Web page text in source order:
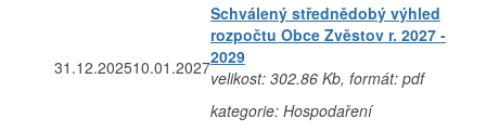
31.12.202510.01.2027
Schválený střednědobý výhled
rozpočtu Obce Zvěstov r. 2027 -
2029
velikost: 302.86 Kb, formát: pdf
kategorie: Hospodaření